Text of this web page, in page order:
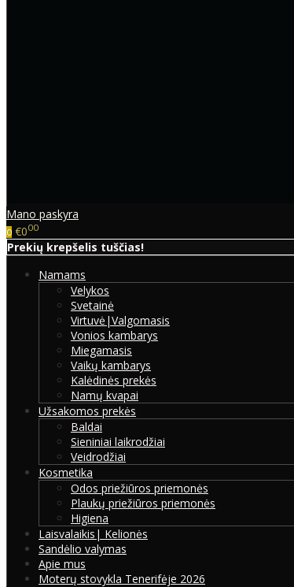
Mano paskyra
0 €000
Prekių krepšelis tuščias!
Namams
Velykos
Svetainė
Virtuvė|Valgomasis
Vonios kambarys
Miegamasis
Vaikų kambarys
Kalėdinės prekės
Namų kvapai
Užsakomos prekės
Baldai
Sieniniai laikrodžiai
Veidrodžiai
Kosmetika
Odos priežiūros priemonės
Plaukų priežiūros priemonės
Higiena
Laisvalaikis| Kelionės
Sandėlio valymas
Apie mus
Moterų stovykla Tenerifėje 2026